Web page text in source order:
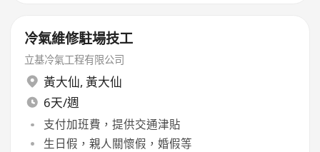
冷氣維修駐場技工
立基冷氣工程有限公司
黃大仙, 黃大仙
6天/週
支付加班費，提供交通津貼
生日假，親人關懷假，婚假等